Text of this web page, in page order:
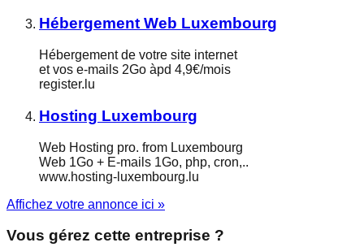
Hébergement Web Luxembourg
Hébergement de votre site internet
et vos e-mails 2Go àpd 4,9€/mois
register.lu
Hosting Luxembourg
Web Hosting pro. from Luxembourg
Web 1Go + E-mails 1Go, php, cron,..
www.hosting-luxembourg.lu
Affichez votre annonce ici »
Vous gérez cette entreprise ?